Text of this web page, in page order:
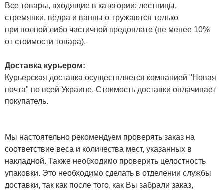
Все товары, входящие в категории: лестницы,
стремянки, вёдра и ванны отгружаются только
при полной либо частичной предоплате (не менее 10%
от стоимости товара).
Доставка курьером:
Курьерская доставка осуществляется компанией "Новая
почта" по всей Украине. Стоимость доставки оплачивает
покупатель.
Мы настоятельно рекомендуем проверять заказ на
соответствие веса и количества мест, указанных в
накладной. Также необходимо проверить целостность
упаковки. Это необходимо сделать в отделении службы
доставки, так как после того, как Вы забрали заказ,